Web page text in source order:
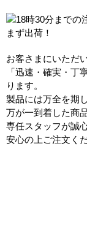
お客さまにいただ
「迅速・確実・丁
ります。
製品には万全を期
万が一到着した商
専任スタッフが誠
安心の上ご注文く